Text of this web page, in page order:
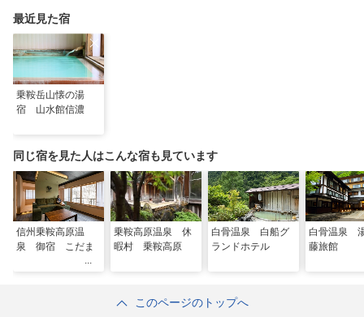
最近見た宿
乗鞍岳山懐の湯
宿 山水館信濃
同じ宿を見た人はこんな宿も見ています
信州乗鞍高原温
泉 御宿 こだま
乗鞍高原温泉 休
暇村 乗鞍高原
白骨温泉 白船グ
ランドホテル
白骨温泉
藤旅館
このページのトップへ